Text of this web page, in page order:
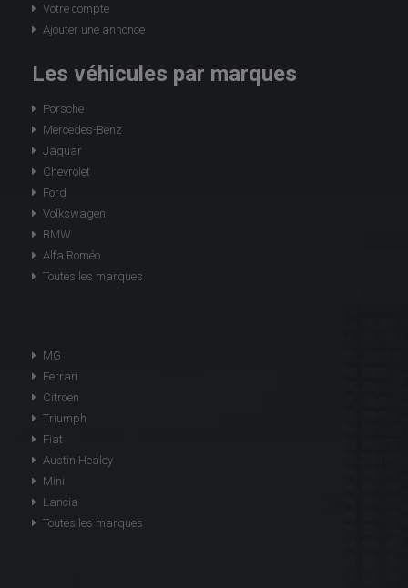
Votre compte
Ajouter une annonce
Les véhicules par marques
Porsche
Mercedes-Benz
Jaguar
Chevrolet
Ford
Volkswagen
BMW
Alfa Roméo
Toutes les marques
MG
Ferrari
Citroen
Triumph
Fiat
Austin Healey
Mini
Lancia
Toutes les marques